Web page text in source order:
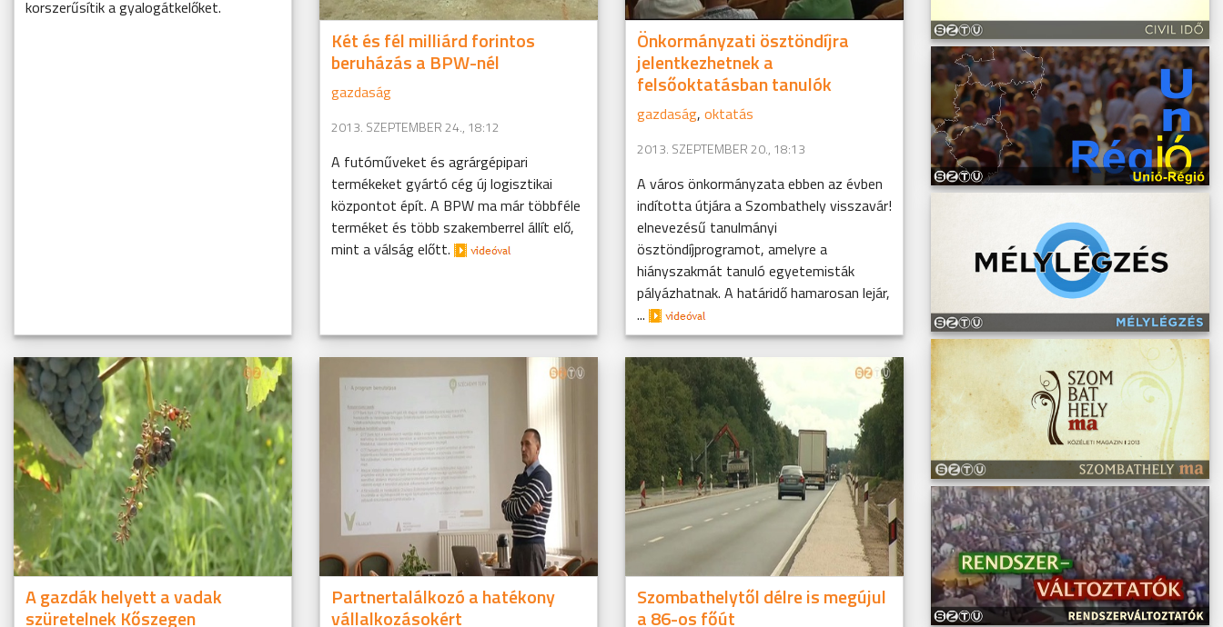
korszerűsítik a gyalogátkelőket.
Két és fél milliárd forintos
beruházás a BPW-nél
gazdaság
2013. SZEPTEMBER 24., 18:12
A futóműveket és agrárgépipari
termékeket gyártó cég új logisztikai
központot épít. A BPW ma már többféle
terméket és több szakemberrel állít elő,
mint a válság előtt.
Önkormányzati ösztöndíjra
jelentkezhetnek a
felsőoktatásban tanulók
gazdaság, oktatás
2013. SZEPTEMBER 20., 18:13
A város önkormányzata ebben az évben
indította útjára a Szombathely visszavár!
elnevezésű tanulmányi
ösztöndíjprogramot, amelyre a
hiányszakmát tanuló egyetemisták
pályázhatnak. A határidő hamarosan lejár,
...
A gazdák helyett a vadak
szüretelnek Kőszegen
Partnertalálkozó a hatékony
vállalkozásokért
Szombathelytől délre is megújul
a 86-os főút